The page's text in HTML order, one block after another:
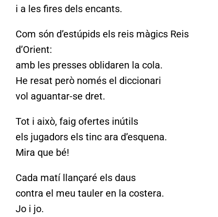
i a les fires dels encants.
Com són d’estúpids els reis màgics Reis
d’Orient:
amb les presses oblidaren la cola.
He resat però només el diccionari
vol aguantar-se dret.
Tot i això, faig ofertes inútils
els jugadors els tinc ara d’esquena.
Mira que bé!
Cada matí llançaré els daus
contra el meu tauler en la costera.
Jo i jo.